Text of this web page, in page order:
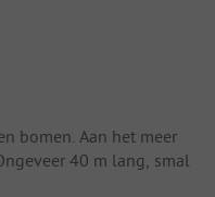
bomen. Aan het meer
40 m lang, smal